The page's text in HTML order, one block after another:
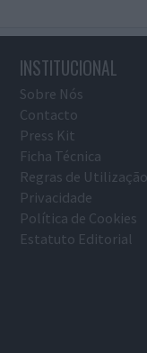
INSTITUCIONAL
Sobre Nós
Contacto
Press Kit
Ficha Técnica
Regras de Utilização
Privacidade
Política de Cookies
Estatuto Editorial